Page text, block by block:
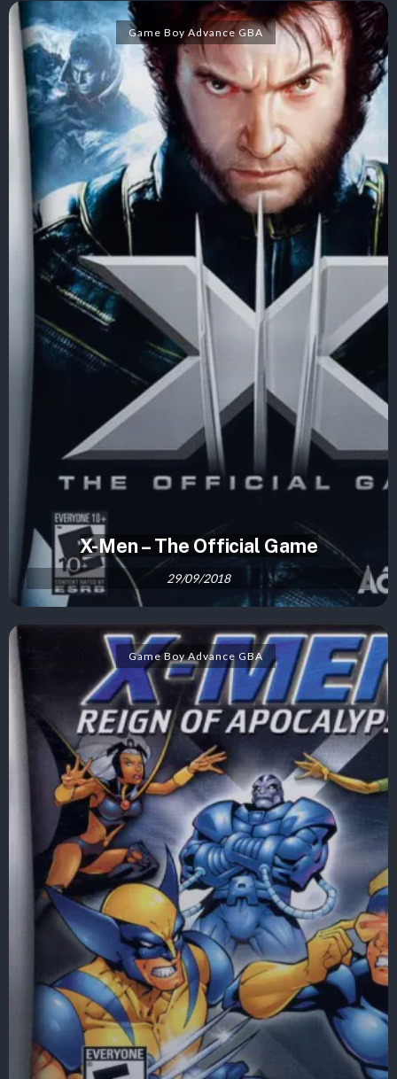
Game Boy Advance GBA
X-Men – The Official Game
29/09/2018
Game Boy Advance GBA